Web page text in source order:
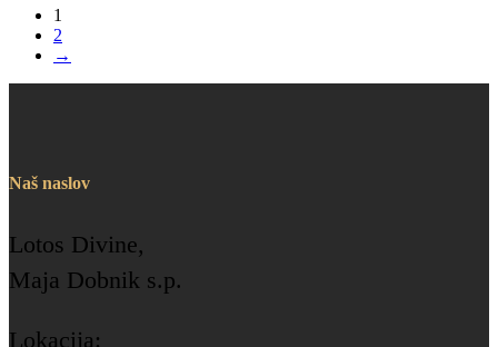
1
2
→
Naš naslov
Lotos Divine,
Maja Dobnik s.p.
Lokacija: